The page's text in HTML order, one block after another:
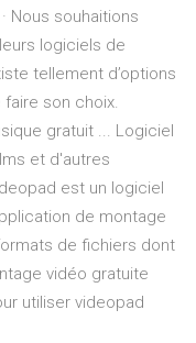
Nous souhaitions
logiciels de
tellement d’options
son choix.
gratuit ... Logiciel
et d'autres
est un logiciel
de montage
de fichiers dont
vidéo gratuite
utiliser videopad